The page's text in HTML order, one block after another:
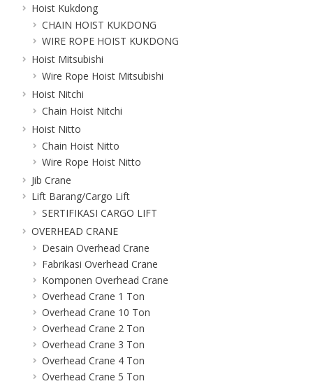
Hoist Kukdong
CHAIN HOIST KUKDONG
WIRE ROPE HOIST KUKDONG
Hoist Mitsubishi
Wire Rope Hoist Mitsubishi
Hoist Nitchi
Chain Hoist Nitchi
Hoist Nitto
Chain Hoist Nitto
Wire Rope Hoist Nitto
Jib Crane
Lift Barang/Cargo Lift
SERTIFIKASI CARGO LIFT
OVERHEAD CRANE
Desain Overhead Crane
Fabrikasi Overhead Crane
Komponen Overhead Crane
Overhead Crane 1 Ton
Overhead Crane 10 Ton
Overhead Crane 2 Ton
Overhead Crane 3 Ton
Overhead Crane 4 Ton
Overhead Crane 5 Ton